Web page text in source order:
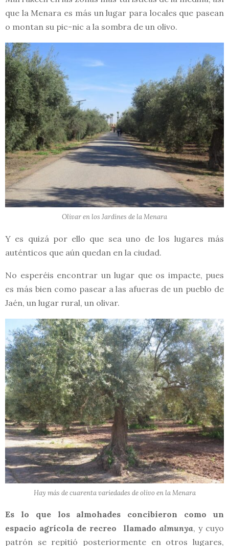
que la Menara es más un lugar para locales que pasean
o montan su pic-nic a la sombra de un olivo.
Olivar en los Jardines de la Menara
Y es quizá por ello que sea uno de los lugares más
auténticos que aún quedan en la ciudad.
No esperéis encontrar un lugar que os impacte, pues
es más bien como pasear a las afueras de un pueblo de
Jaén, un lugar rural, un olivar.
Hay más de cuarenta variedades de olivo en la Menara
Es lo que los almohades concibieron como un
espacio agrícola de recreo llamado almunya, y cuyo
patrón se repitió posteriormente en otros lugares,